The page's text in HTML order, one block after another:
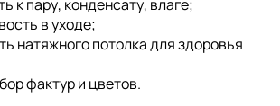
к пару, конденсату, влаге;
в уходе;
натяжного потолка для здоровья
фактур и цветов.